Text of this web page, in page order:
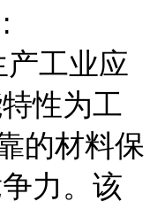
工业应
性为工
的材料保
力。该